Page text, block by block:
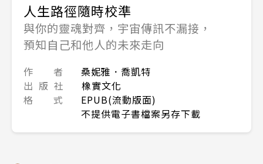
人生路徑隨時校準
與你的靈魂對齊，宇宙傳訊不漏接，
預知自己和他人的未來走向
作 者
桑妮雅．喬凱特
出 版 社
橡實文化
格 式
EPUB(流動版面)
不提供電子書檔案另存下載